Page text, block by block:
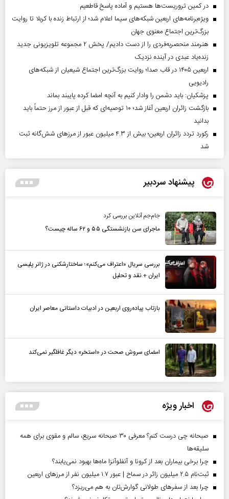
در کمین تروریست‌ها هستیم و آماده پاسخ قاطعیم
ویژه‌برنامه‌های اربعین شبکه‌های سیما اعلام شد؛ از ارتباط زنده با کربلا تا روایت
بزرگ‌ترین اجتماع معنوی جهان
هنرمند منحصر‌به‌فردی را از دست دادیم/ پخش ۲ مجموعه تلویزیونی جدید
زنده‌یاد عبدی در آینده نزدیک
اربعین ۱۴۰۵ در قاب صدا؛ روایت بزرگ‌ترین اجتماع شیعیان از شبکه‌های
رادیویی
پزشکیان: باید دشمن را وادار کنیم به آنچه امضا کرده پایبند بماند
بازگشت زائران اربعین آغاز شد؛ ۱۰ توصیه‌ای که قبل از عبور از مرز حتماً باید
بدانید
رکورد تردد زائران اربعین؛ بیش از ۴.۳ میلیون عبور از مرزهای شش‌گانه ثبت
شد
پیشنهاد سردبیر
جام‌جم آنلاین بررسی کرد
ماجرای سن بازنشستگی ۵۵ و ۶۲ ساله چیست؟
بررسی سریال «اعتراف می‌کنم»؛ ساختارشکنی در ژانر پلیسی
ایران + نقد و تحلیل
بازتاب پیاده‌روی اربعین در ادبیات داستانی معاصر ایران
امضای سروش صحت در «استخر» دیگر غافلگیر نمی‌کند
اخبار ویژه
صبحانه چی درست کنم؟ معرفی ۳۰ صبحانه سریع، سالم و مقوی برای همه
سلیقه‌ها
چرا برخی بیماران بعد از کرونا و آنفلوآنزا ماه‌ها بهبود نمی‌یابند؟
ثبت‌نام ۲.۵ میلیون زائر در سماح | عبور ۱.۷ میلیون نفر از مرز‌های اربعین
چرا بعد از سفرهای طولانی گوارش‌تان به هم می‌ریزد؟